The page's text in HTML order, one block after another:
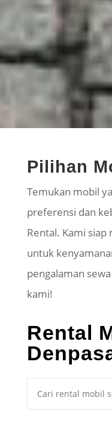
Pilihan
Temukan mobil
preferensi dan
Rental. Kami
untuk
pengalaman
kami!
Rental